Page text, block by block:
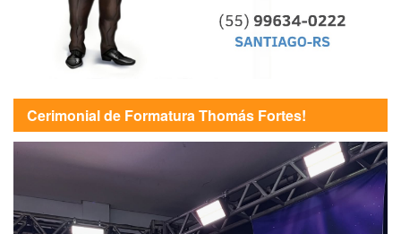
Cerimonial de Formatura Thomás Fortes!